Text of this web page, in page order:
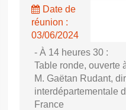
Date de
réunion :
03/06/2024
- À 14 heures 30 :
Table ronde, ouverte
M. Gaëtan Rudant,
interdépartementale
France